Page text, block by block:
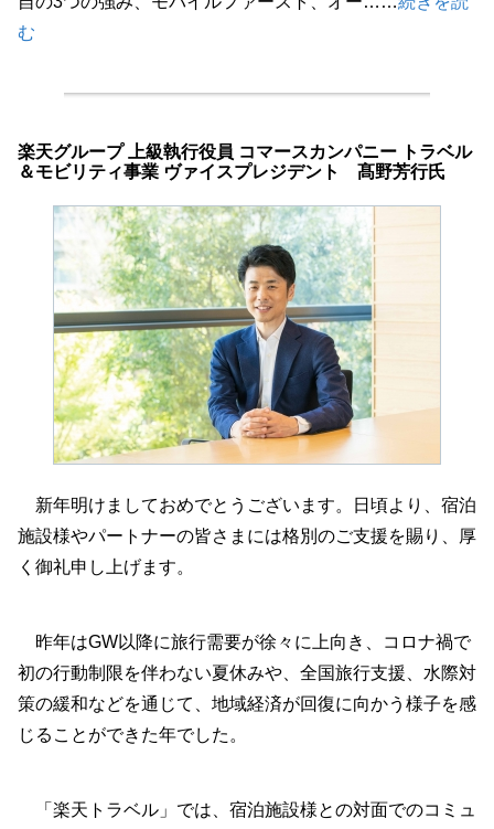
む
楽天グループ 上級執行役員 コマースカンパニー トラベル
＆モビリティ事業 ヴァイスプレジデント 髙野芳行氏
新年明けましておめでとうございます。日頃より、宿泊
施設様やパートナーの皆さまには格別のご支援を賜り、厚
く御礼申し上げます。
昨年はGW以降に旅行需要が徐々に上向き、コロナ禍で
初の行動制限を伴わない夏休みや、全国旅行支援、水際対
策の緩和などを通じて、地域経済が回復に向かう様子を感
じることができた年でした。
「楽天トラベル」では、宿泊施設様との対面でのコミュ